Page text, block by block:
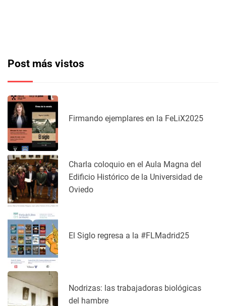
Post más vistos
Firmando ejemplares en la FeLiX2025
Charla coloquio en el Aula Magna del
Edificio Histórico de la Universidad de
Oviedo
El Siglo regresa a la #FLMadrid25
Nodrizas: las trabajadoras biológicas
del hambre